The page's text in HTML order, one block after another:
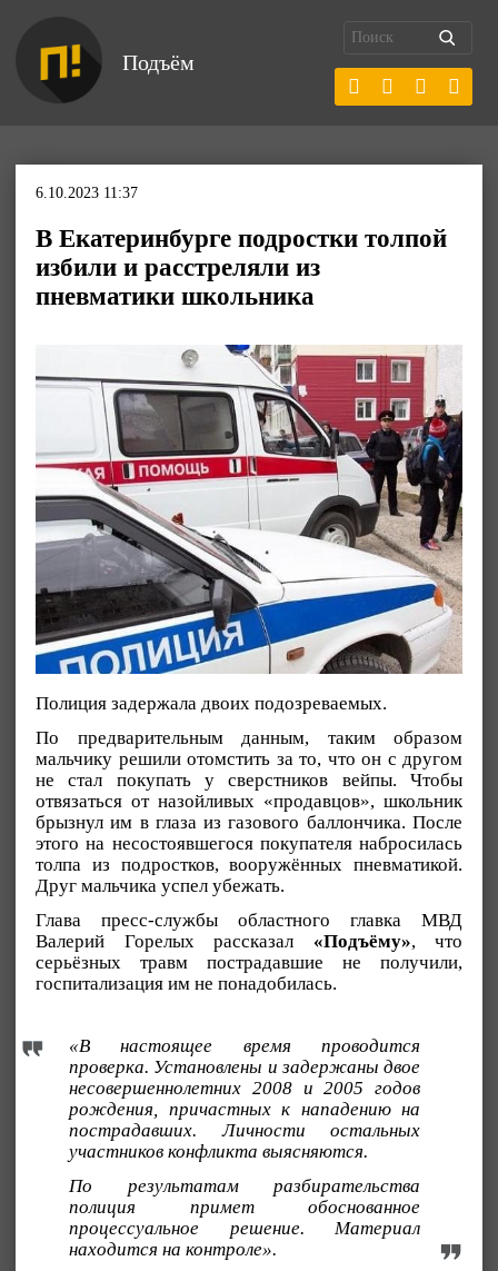
Подъём
6.10.2023 11:37
В Екатеринбурге подростки толпой
избили и расстреляли из
пневматики школьника
Полиция задержала двоих подозреваемых.
По предварительным данным, таким образом
мальчику решили отомстить за то, что он с другом
не стал покупать у сверстников вейпы. Чтобы
отвязаться от назойливых «продавцов», школьник
брызнул им в глаза из газового баллончика. После
этого на несостоявшегося покупателя набросилась
толпа из подростков, вооружённых пневматикой.
Друг мальчика успел убежать.
Глава пресс-службы областного главка МВД
Валерий Горелых рассказал «Подъёму», что
серьёзных травм пострадавшие не получили,
госпитализация им не понадобилась.
«В настоящее время проводится
проверка. Установлены и задержаны двое
несовершеннолетних 2008 и 2005 годов
рождения, причастных к нападению на
пострадавших. Личности остальных
участников конфликта выясняются.
По результатам разбирательства
полиция примет обоснованное
процессуальное решение. Материал
находится на контроле».